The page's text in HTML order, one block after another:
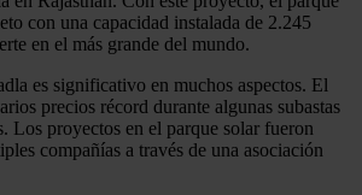
con una capacidad instalada de 2.245
en el más grande del mundo.
es significativo en muchos aspectos. El
precios récord durante algunas subastas
Los proyectos en el parque solar fueron
compañías a través de una asociación